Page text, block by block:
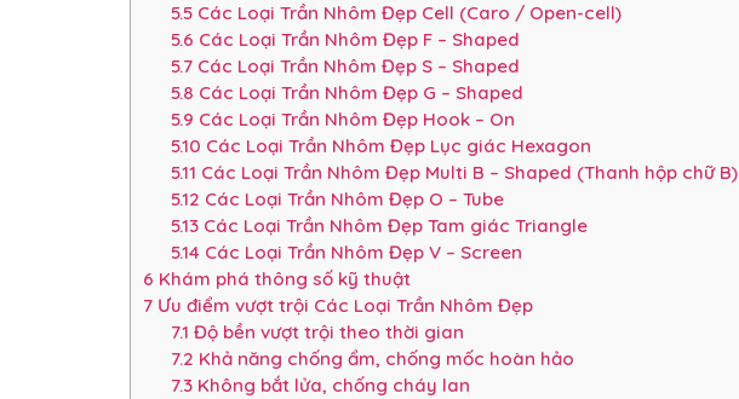
5.5Các Loại Trần Nhôm Đẹp Cell (Caro / Open-cell)
5.6 Các Loại Trần Nhôm Đẹp F – Shaped
5.7Các Loại Trần Nhôm Đẹp S – Shaped
5.8 Các Loại Trần Nhôm Đẹp G – Shaped
5.9 Các Loại Trần Nhôm Đẹp Hook – On
5.10 Các Loại Trần Nhôm Đẹp Lục giác Hexagon
5.11 Các Loại Trần Nhôm Đẹp Multi B – Shaped (Thanh hộp chữ B)
5.12 Các Loại Trần Nhôm Đẹp O – Tube
5.13Các Loại Trần Nhôm Đẹp Tam giác Triangle
5.14 Các Loại Trần Nhôm Đẹp V – Screen
6 Khám phá thông số kỹ thuật
7 Ưu điểm vượt trội Các Loại Trần Nhôm Đẹp
7.1 Độ bền vượt trội theo thời gian
7.2 Khả năng chống ẩm, chống mốc hoàn hảo
7.3Không bắt lửa, chống cháy lan